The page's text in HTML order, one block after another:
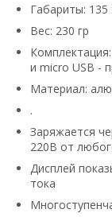
Габариты: 135
Вес: 230 гр
Комплектация:
и micro USB -
Материал:
.
Заряжается
220В от
Дисплей
тока